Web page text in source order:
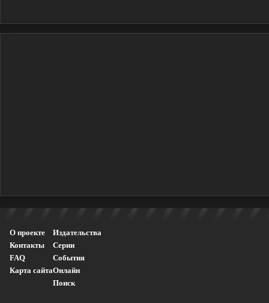
О проекте
Контакты
FAQ
Карта сайта
Издательства
Серии
События
Онлайн
Поиск